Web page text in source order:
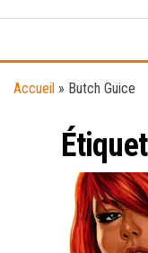
Accueil » Butch Guice